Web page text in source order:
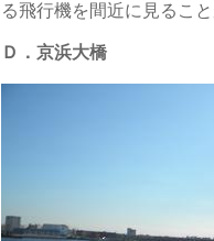
る飛行機を間近に見るこ
Ｄ．京浜大橋